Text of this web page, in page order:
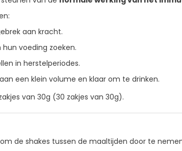
aan kracht.
voeding zoeken.
in herstelperiodes.
een klein volume en klaar om te drinken.
van 30g (30 zakjes van 30g).
de shakes tussen de maaltijden door te